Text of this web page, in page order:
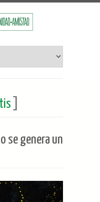
se genera un